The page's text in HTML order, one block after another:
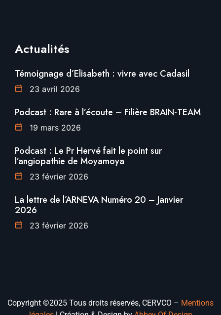
Actualités
Témoignage d’Elisabeth : vivre avec Cadasil
23 avril 2026
Podcast : Rare à l’écoute – Filière BRAIN-TEAM
19 mars 2026
Podcast : Le Pr Hervé fait le point sur
l’angiopathie de Moyamoya
23 février 2026
La lettre de l’ARNEVA Numéro 20 – Janvier
2026
23 février 2026
Copyright ©2025 Tous droits réservés, CERVCO – Mentions